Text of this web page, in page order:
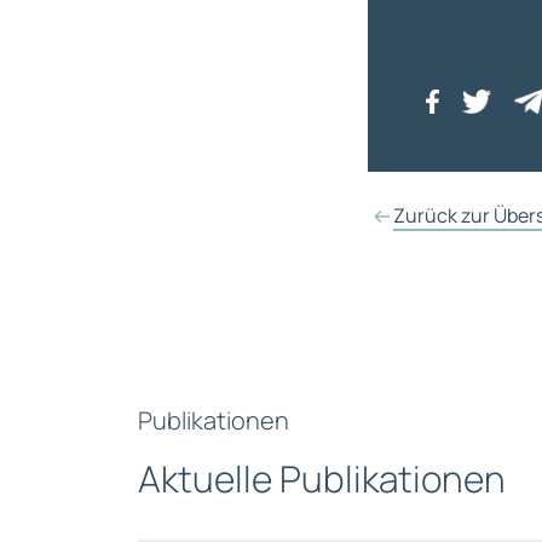
Zurück zur
Publikationen
Aktuelle Publikationen